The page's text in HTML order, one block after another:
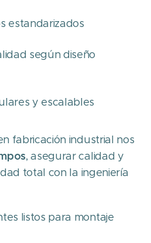
estandarizados
según diseño
y escalables
fabricación industrial nos
, asegurar calidad y
total con la ingeniería
listos para montaje